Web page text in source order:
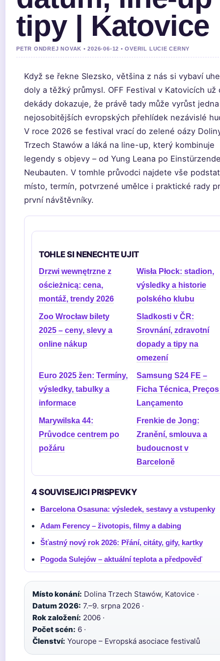
tipy | Katovice
PETR ONDREJ NOVAK • 2026-06-12 • OVERIL LUCIE CERNY
Když se řekne Slezsko, většina z nás si vybaví
doly a těžký průmysl. OFF Festival v Katovicích už
dekády dokazuje, že právě tady může vyrůst
nejosobitějších evropských přehlídek nezávislé
V roce 2026 se festival vrací do zelené oázy
Trzech Stawów a láká na line-up, který kombinuje
legendy s objevy – od Yung Leana po
Neubauten. V tomhle průvodci najdete vše
místo, termín, potvrzené umělce i praktické rady
první návštěvníky.
TOHLE SI NENECHTE UJIT
Drzwi wewnętrzne z
ościeżnicą: cena,
montáž, trendy 2026
Wisła Płock: stadion,
výsledky a historie
polského klubu
Zoo Wrocław bilety
2025 – ceny, slevy a
online nákup
Sladkosti v ČR:
Srovnání, zdravotní
dopady a tipy na
omezení
Euro 2025 žen: Termíny,
výsledky, tabulky a
informace
Samsung S24 FE –
Ficha Técnica, Preços
Lançamento
Marywilska 44:
Průvodce centrem po
požáru
Frenkie de Jong:
Zranění, smlouva a
budoucnost v
Barceloně
4 SOUVISEJICI PRISPEVKY
Barcelona Osasuna: výsledek, sestavy a vstupenky
Adam Ferency – životopis, filmy a dabing
Šťastný nový rok 2026: Přání, citáty, gify, kartky
Pogoda Sulejów – aktuální teplota a předpověď
Místo konání: Dolina Trzech Stawów, Katovice ·
Datum 2026: 7.–9. srpna 2026 ·
Rok založení: 2006 ·
Počet scén: 6 ·
Členství: Yourope – Evropská asociace festivalů